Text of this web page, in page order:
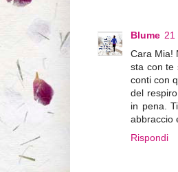
Blume 21
Cara Mia!
sta con te
conti con
del
in pena.
abbraccio
Rispondi